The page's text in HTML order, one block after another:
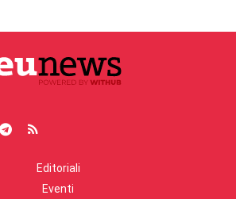
Editoriali
Eventi